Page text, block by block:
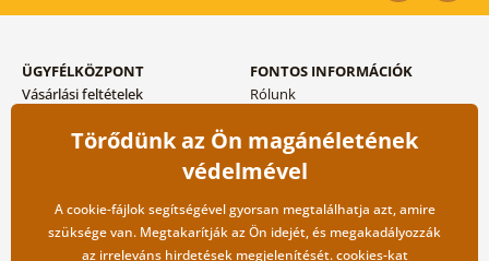
ÜGYFÉLKÖZPONT
Vásárlási feltételek
Szállítási és fizetési módok
FONTOS INFORMÁCIÓK
Rólunk
Blog
Kapcsolat
Nagykereskedelmi
együttműködés
Törődünk az Ön magánéletének
védelmével
A cookie-fájlok segítségével gyorsan megtalálhatja azt, amire
szüksége van. Megtakarítják az Ön idejét, és megakadályozzák
az irreleváns hirdetések megjelenítését.cookies-kat